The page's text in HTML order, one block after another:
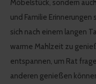
Möbelstück, sondern
und Familie
sich nach einem langen
warme Mahlzeit zu
entspannen, um Rat
anderen genießen